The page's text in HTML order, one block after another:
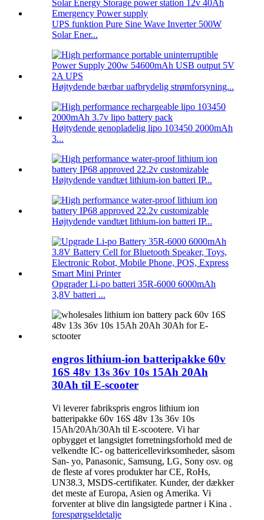
UPS funktion Pure Sine Wave Inverter 500W
Solar Ener...
Højtydende bærbar uafbrydelig strømforsyning...
Højtydende genopladelig lipo 103450 2000mAh
3...
Højtydende vandtæt lithium-ion batteri IP...
Højtydende vandtæt lithium-ion batteri IP...
Opgrader Li-po batteri 35R-6000 6000mAh
3,8V batteri ...
engros lithium-ion batteripakke 60v
16S 48v 13s 36v 10s 15Ah 20Ah
30Ah til E-scooter
Vi leverer fabrikspris engros lithium ion
batteripakke 60v 16S 48v 13s 36v 10s
15Ah/20Ah/30Ah til E-scootere. Vi har
opbygget et langsigtet forretningsforhold med de
velkendte IC- og battericellevirksomheder, såsom
San- yo, Panasonic, Samsung, LG, Sony osv. og
de fleste af vores produkter har CE, RoHs,
UN38.3, MSDS-certifikater. Kunder, der dækker
det meste af Europa, Asien og Amerika. Vi
forventer at blive din langsigtede partner i Kina .
forespørgseldetalje